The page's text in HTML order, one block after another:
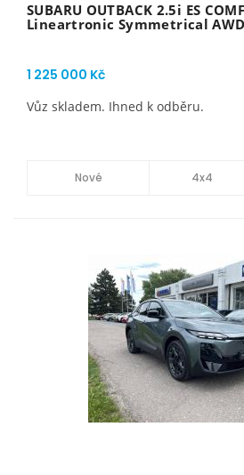
SUBARU OUTBACK 2.5i ES
Lineartronic Symmetrical AWD
1 225 000 Kč
Vůz skladem. Ihned k odběru.
Nové 4x4